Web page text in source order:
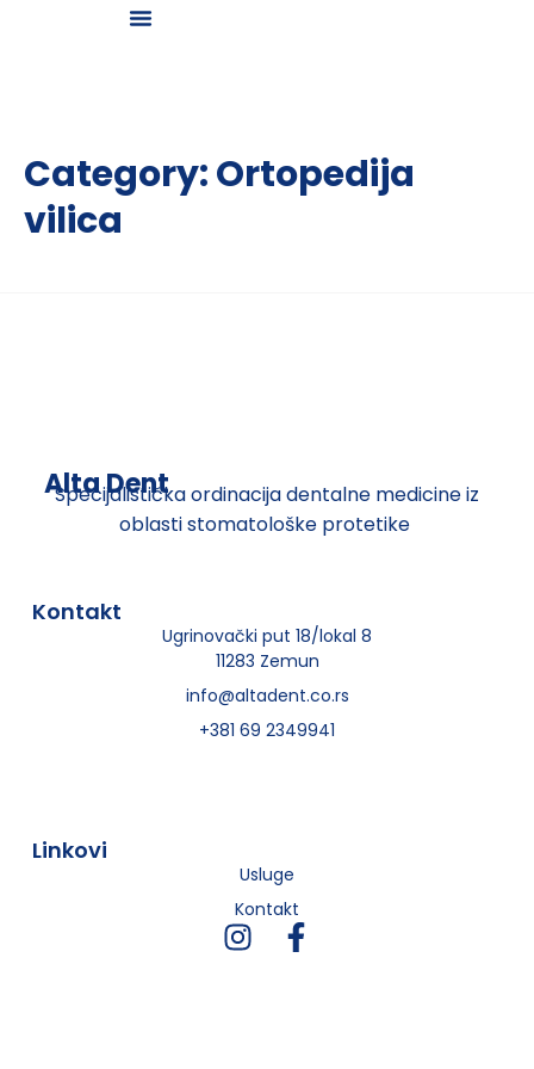
Category:Ortopedija
vilica
Alta Dent
Specijalistička ordinacija dentalne medicine iz
oblasti stomatološke protetike
Kontakt
Ugrinovački put 18/lokal 8
11283 Zemun
info@altadent.co.rs
+381 69 2349941
Linkovi
Usluge
Kontakt